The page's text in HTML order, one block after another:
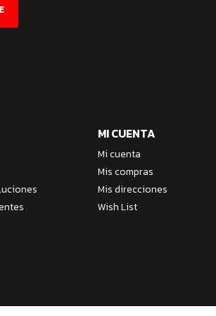
MI CUENTA
Mi cuenta
Mis compras
Mis direcciones
Wish List